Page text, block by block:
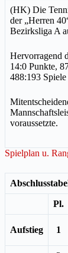
(HK) Die
der „Herren
Bezirksliga A
Hervorragend
14:0 Punkte,
488:193 Spiele
voraussetzte.
Spielplan u.
Pl.
Aufstieg 1